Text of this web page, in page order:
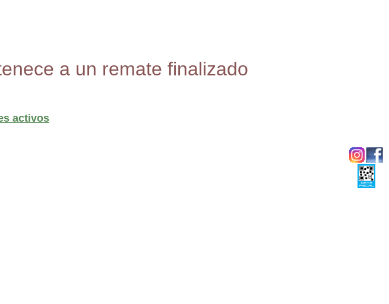
a un remate finalizado
activos